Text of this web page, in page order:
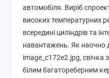
автомобіля. Виріб
високих температурних
всередині циліндрів та
навантажень. Як наочно
image_c172e2.jpg,
білим багатореберним